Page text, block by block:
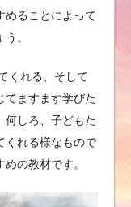
ることによって
。
くれる、そして
てますます学びた
何しろ、子どもた
くれる様なもので
の教材です。